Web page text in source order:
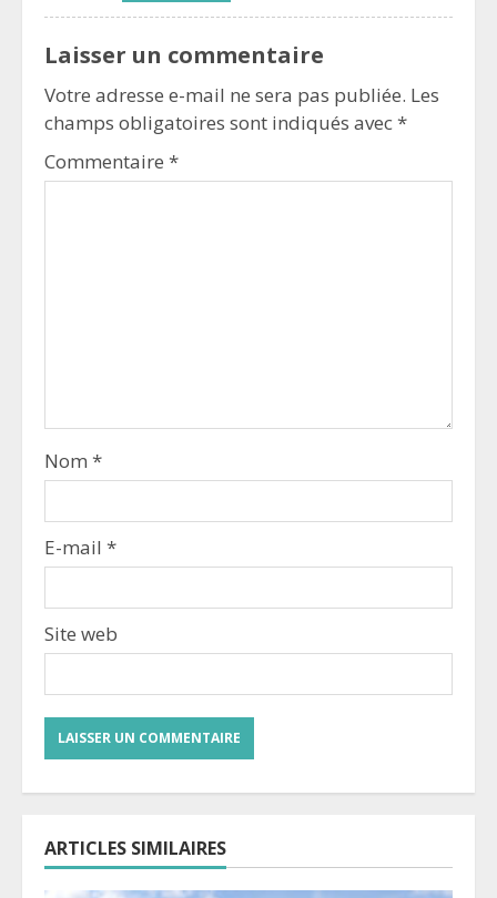
Laisser un commentaire
Votre adresse e-mail ne sera pas publiée. Les
champs obligatoires sont indiqués avec*
Commentaire *
Nom *
E-mail *
Site web
ARTICLES SIMILAIRES